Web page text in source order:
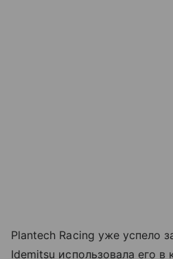
Plantech Racing уже успело
Idemitsu использовала его в